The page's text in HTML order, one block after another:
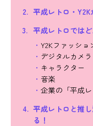
平成レトロ・
平成レトロでは
Y2Kファッショ
デジタルカメラ
キャラクター
音楽
企業の「平成
平成レトロと推
る！